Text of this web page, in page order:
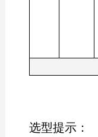
选型提示：